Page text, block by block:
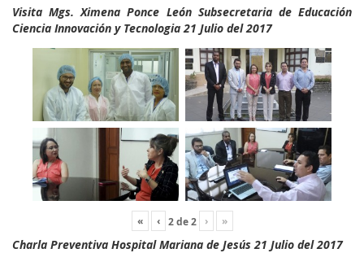
Visita Mgs. Ximena Ponce León Subsecretaria de Educación
Ciencia Innovación y Tecnologia 21 Julio del 2017
« ‹ 2de2 › »
Charla Preventiva Hospital Mariana de Jesús 21 Julio del 2017